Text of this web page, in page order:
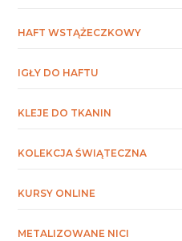
HAFT WSTĄŻECZKOWY
IGŁY DO HAFTU
KLEJE DO TKANIN
KOLEKCJA ŚWIĄTECZNA
KURSY ONLINE
METALIZOWANE NICI